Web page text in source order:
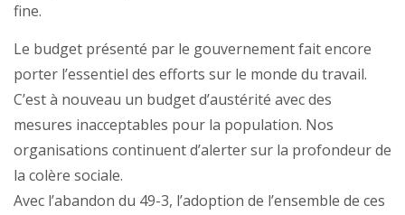
fine.
Le budget présenté par le gouvernement fait encore
porter l’essentiel des efforts sur le monde du travail.
C’est à nouveau un budget d’austérité avec des
mesures inacceptables pour la population. Nos
organisations continuent d’alerter sur la profondeur de
la colère sociale.
Avec l’abandon du 49-3, l’adoption de l’ensemble de ces